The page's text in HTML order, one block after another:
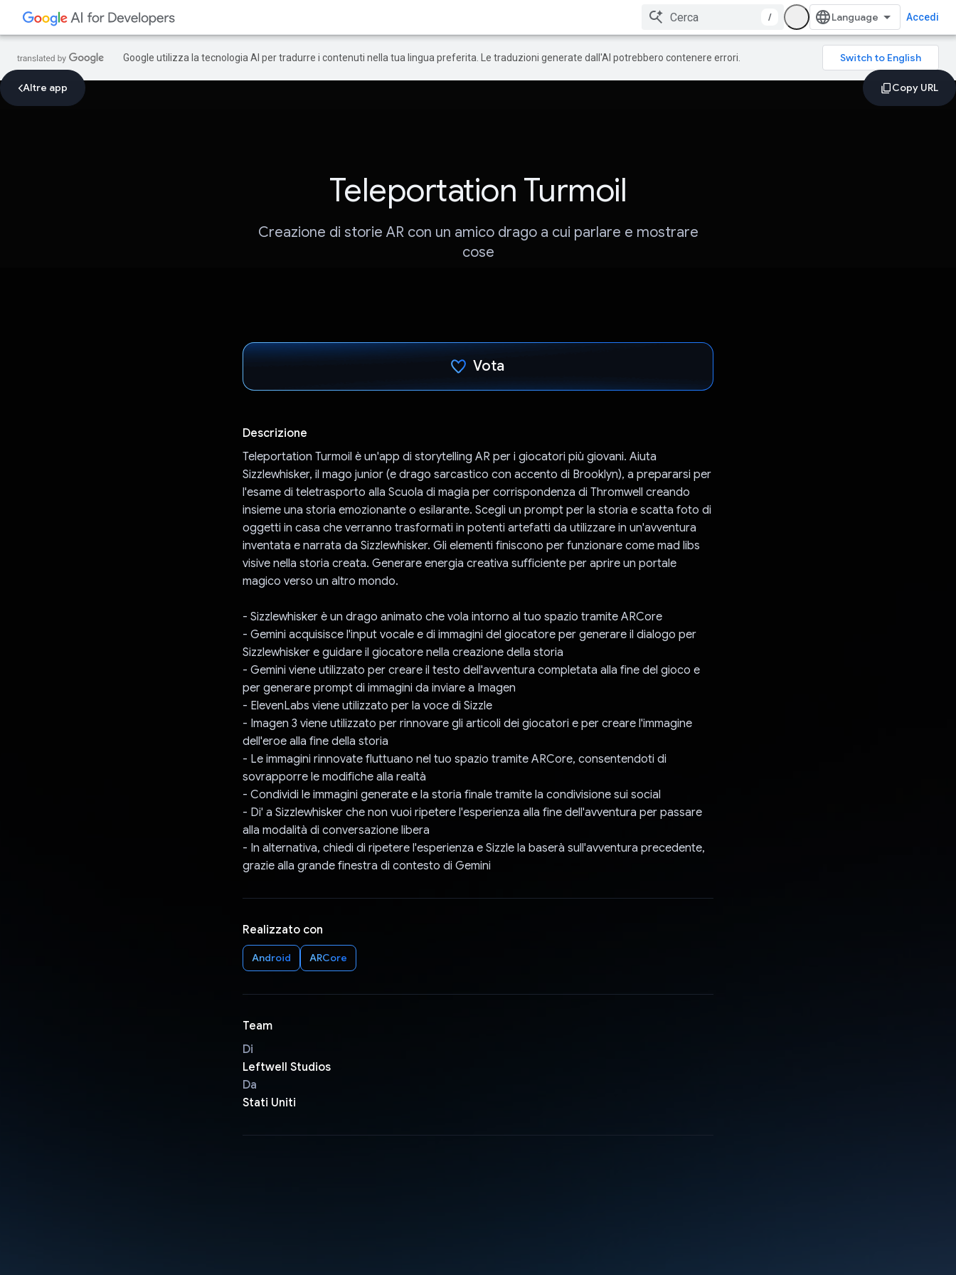
/ Accedi
Google utilizza la tecnologia AI per tradurre i contenuti nella tua lingua preferita. Le traduzioni generate dall'AI potrebbero contenere errori.
Altre app
Teleportation Turmoil
Creazione di storie AR con un amico drago a cui parlare e mostrare
cose
Vota
Descrizione
Teleportation Turmoil è un'app di storytelling AR per i giocatori più giovani. Aiuta
Sizzlewhisker, il mago junior (e drago sarcastico con accento di Brooklyn), a prepararsi per
l'esame di teletrasporto alla Scuola di magia per corrispondenza di Thromwell creando
insieme una storia emozionante o esilarante. Scegli un prompt per la storia e scatta foto di
oggetti in casa che verranno trasformati in potenti artefatti da utilizzare in un'avventura
inventata e narrata da Sizzlewhisker. Gli elementi finiscono per funzionare come mad libs
visive nella storia creata. Generare energia creativa sufficiente per aprire un portale
magico verso un altro mondo.
- Sizzlewhisker è un drago animato che vola intorno al tuo spazio tramite ARCore
- Gemini acquisisce l'input vocale e di immagini del giocatore per generare il dialogo per
Sizzlewhisker e guidare il giocatore nella creazione della storia
- Gemini viene utilizzato per creare il testo dell'avventura completata alla fine del gioco e
per generare prompt di immagini da inviare a Imagen
- ElevenLabs viene utilizzato per la voce di Sizzle
- Imagen 3 viene utilizzato per rinnovare gli articoli dei giocatori e per creare l'immagine
dell'eroe alla fine della storia
- Le immagini rinnovate fluttuano nel tuo spazio tramite ARCore, consentendoti di
sovrapporre le modifiche alla realtà
- Condividi le immagini generate e la storia finale tramite la condivisione sui social
- Di' a Sizzlewhisker che non vuoi ripetere l'esperienza alla fine dell'avventura per passare
alla modalità di conversazione libera
- In alternativa, chiedi di ripetere l'esperienza e Sizzle la baserà sull'avventura precedente,
grazie alla grande finestra di contesto di Gemini
Realizzato con
Android ARCore
Team
Di
Leftwell Studios
Da
Stati Uniti